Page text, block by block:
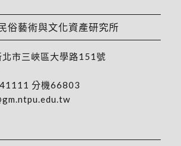
俗藝術與文化資產研究所
市三峽區大學路151號
分機66803